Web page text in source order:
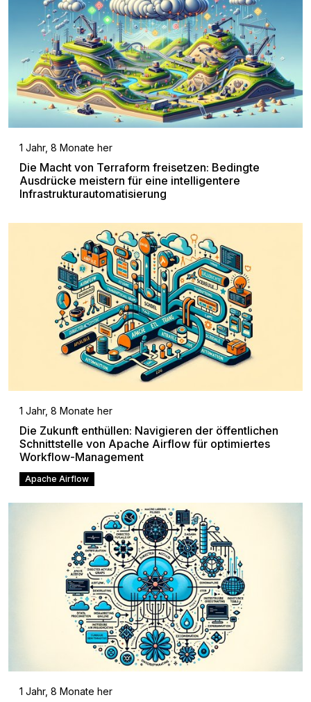
1 Jahr, 8 Monate her
Die Macht von Terraform freisetzen: Bedingte
Ausdrücke meistern für eine intelligentere
Infrastrukturautomatisierung
1 Jahr, 8 Monate her
Die Zukunft enthüllen: Navigieren der öffentlichen
Schnittstelle von Apache Airflow für optimiertes
Workflow-Management
Apache Airflow
1 Jahr, 8 Monate her